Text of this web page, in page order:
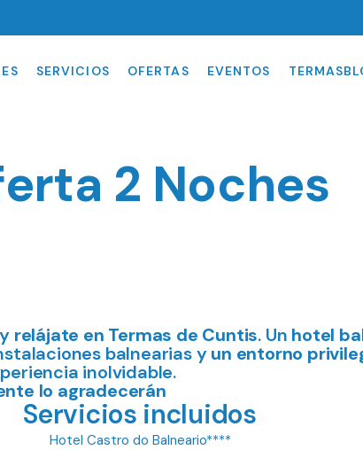
DO
SERVICIOS
MASAJES
PROGRAMAS
OFERTAS EVENTOS
Y HORARIOS
TERMAS PREMIUM
INFORMACIÓN
2 Noches
relájate en Termas de Cuntis. Un hotel
balnearias yun entorno
inolvidable.
lo agradecerán
Servicios incluidos
Hotel Castro do Balneario****